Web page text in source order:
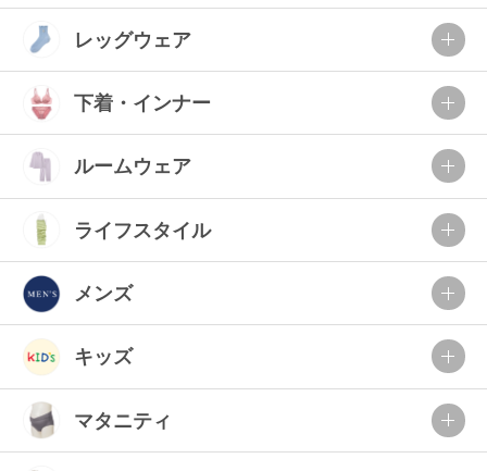
レッグウェア
下着・インナー
ルームウェア
ライフスタイル
メンズ
キッズ
マタニティ